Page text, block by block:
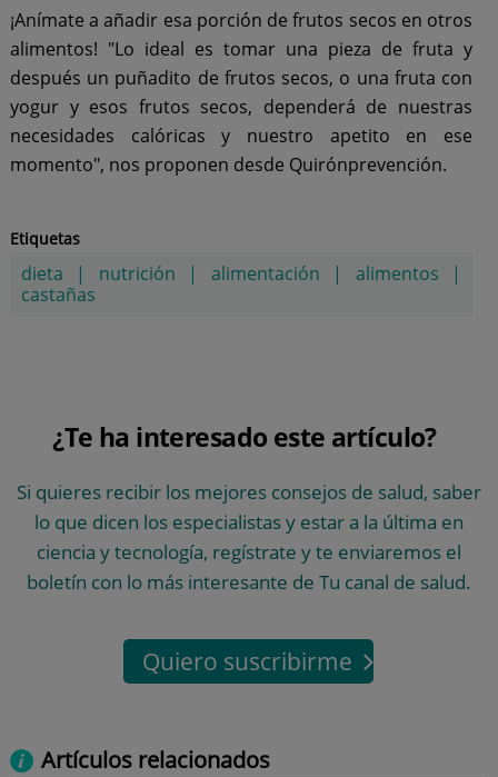
¡Anímate a añadir esa porción de frutos secos en otros
alimentos! "Lo ideal es tomar una pieza de fruta y
después un puñadito de frutos secos, o una fruta con
yogur y esos frutos secos, dependerá de nuestras
necesidades calóricas y nuestro apetito en ese
momento", nos proponen desde Quirónprevención.
Etiquetas
dieta | nutrición | alimentación | alimentos |
castañas
¿Te ha interesado este artículo?
Si quieres recibir los mejores consejos de salud, saber
lo que dicen los especialistas y estar a la última en
ciencia y tecnología, regístrate y te enviaremos el
boletín con lo más interesante de Tu canal de salud.
Quiero suscribirme
Artículos relacionados